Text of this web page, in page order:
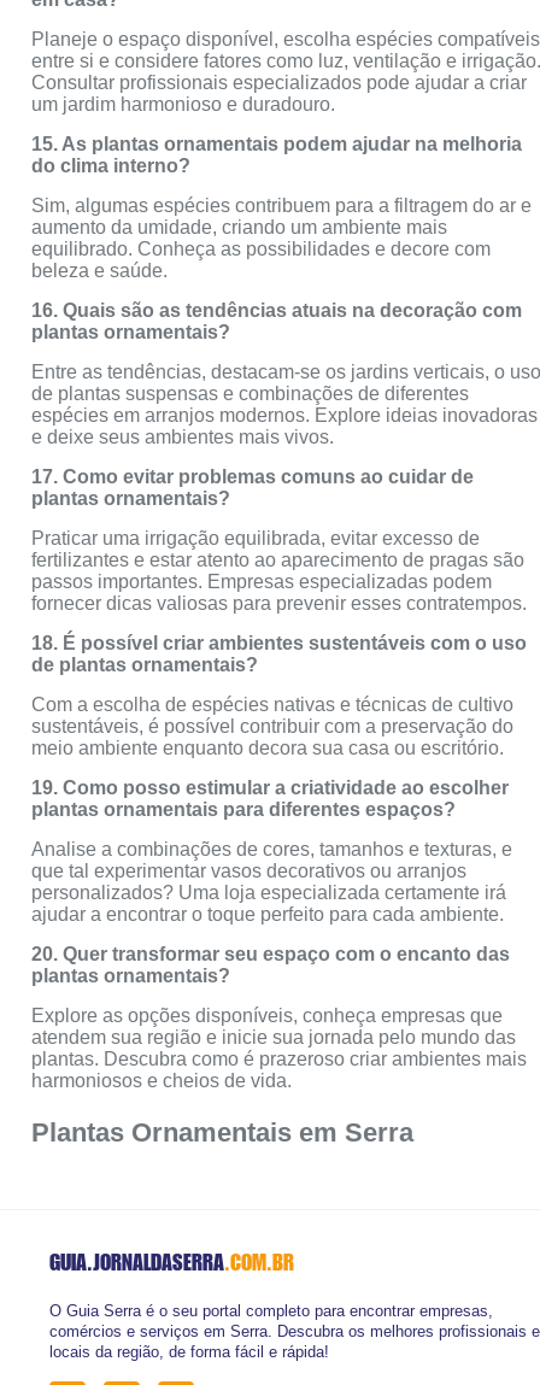
Planeje o espaço disponível, escolha espécies compatíveis
entre si e considere fatores como luz, ventilação e
Consultar profissionais especializados pode ajudar a criar
um jardim harmonioso e duradouro.
15. As plantas ornamentais podem ajudar na melhoria
do clima interno?
Sim, algumas espécies contribuem para a filtragem do ar e
aumento da umidade, criando um ambiente mais
equilibrado. Conheça as possibilidades e decore com
beleza e saúde.
16. Quais são as tendências atuais na decoração com
plantas ornamentais?
Entre as tendências, destacam-se os jardins verticais, o
de plantas suspensas e combinações de diferentes
espécies em arranjos modernos. Explore ideias inovadoras
e deixe seus ambientes mais vivos.
17. Como evitar problemas comuns ao cuidar de
plantas ornamentais?
Praticar uma irrigação equilibrada, evitar excesso de
fertilizantes e estar atento ao aparecimento de pragas são
passos importantes. Empresas especializadas podem
fornecer dicas valiosas para prevenir esses contratempos.
18. É possível criar ambientes sustentáveis com o uso
de plantas ornamentais?
Com a escolha de espécies nativas e técnicas de cultivo
sustentáveis, é possível contribuir com a preservação do
meio ambiente enquanto decora sua casa ou escritório.
19. Como posso estimular a criatividade ao escolher
plantas ornamentais para diferentes espaços?
Analise a combinações de cores, tamanhos e texturas, e
que tal experimentar vasos decorativos ou arranjos
personalizados? Uma loja especializada certamente irá
ajudar a encontrar o toque perfeito para cada ambiente.
20. Quer transformar seu espaço com o encanto das
plantas ornamentais?
Explore as opções disponíveis, conheça empresas que
atendem sua região e inicie sua jornada pelo mundo das
plantas. Descubra como é prazeroso criar ambientes mais
harmoniosos e cheios de vida.
Plantas Ornamentais em Serra
GUIA.JORNALDASERRA.COM.BR
O Guia Serra é o seu portal completo para encontrar empresas,
comércios e serviços em Serra. Descubra os melhores profissionais e
locais da região, de forma fácil e rápida!